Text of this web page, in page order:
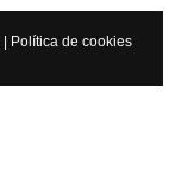
| Política de cookies